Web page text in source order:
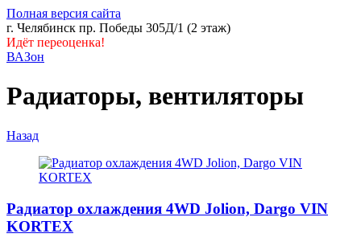
Полная версия сайта
г. Челябинск пр. Победы 305Д/1 (2 этаж)
Идёт переоценка!
ВАЗон
Радиаторы, вентиляторы
Назад
Радиатор охлаждения 4WD Jolion, Dargo VIN
KORTEX